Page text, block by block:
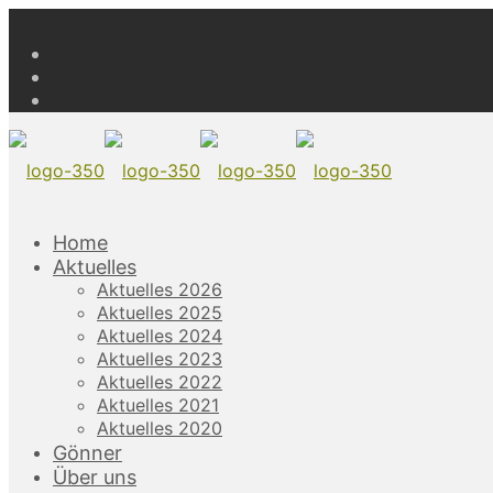
Home
Aktuelles
Aktuelles 2026
Aktuelles 2025
Aktuelles 2024
Aktuelles 2023
Aktuelles 2022
Aktuelles 2021
Aktuelles 2020
Gönner
Über uns